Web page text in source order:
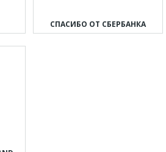
СПАСИБО ОТ СБЕРБАНКА